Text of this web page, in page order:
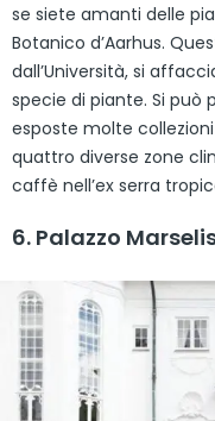
se siete amanti delle
Botanico d’Aarhus.
dall’Università, si
specie di piante. Si può
esposte molte
quattro diverse zone
caffè nell’ex serra
6. Palazzo